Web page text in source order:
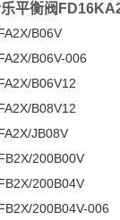
平衡阀
B06V
B06V-006
B06V12
B08V12
JB08V
200B00V
200B04V
200B04V-006